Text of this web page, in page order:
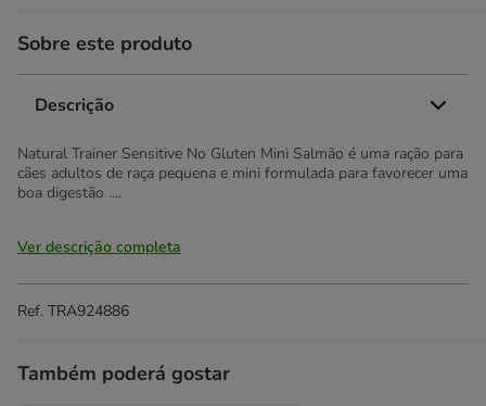
Sobre este produto
Descrição
Natural Trainer Sensitive No Gluten Mini Salmão é uma ração para
cães adultos de raça pequena e mini formulada para favorecer uma
boa digestão ....
Ver descrição completa
Ref. TRA924886
Também poderá gostar